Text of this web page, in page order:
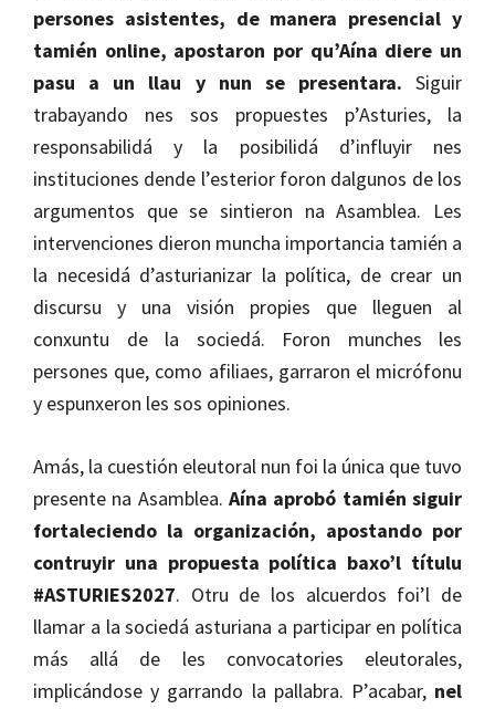
persones asistentes, de manera presencial y
tamién online, apostaron por qu’Aína diere un
pasu a un llau y nun se presentara. Siguir
trabayando nes sos propuestes p’Asturies, la
responsabilidá y la posibilidá d’influyir nes
instituciones dende l’esterior foron dalgunos de los
argumentos que se sintieron na Asamblea. Les
intervenciones dieron muncha importancia tamién a
la necesidá d’asturianizar la política, de crear un
discursu y una visión propies que lleguen al
conxuntu de la sociedá. Foron munches les
persones que, como afiliaes, garraron el micrófonu
y espunxeron les sos opiniones.
Amás, la cuestión eleutoral nun foi la única que tuvo
presente na Asamblea. Aína aprobó tamién siguir
fortaleciendo la organización, apostando por
contruyir una propuesta política baxo’l títulu
#ASTURIES2027. Otru de los alcuerdos foi’l de
llamar a la sociedá asturiana a participar en política
más allá de les convocatories eleutorales,
implicándose y garrando la pallabra. P’acabar, nel